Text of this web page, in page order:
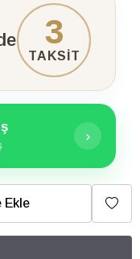
3
TAKSİT
›
Ekle